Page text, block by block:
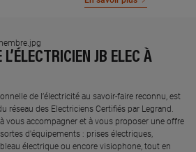
JB ELEC À
de l’électricité au savoir-faire reconnu, est
réseau des Electriciens Certifiés par Legrand.​
à vous accompagner et à vous proposer une offre
d'équipements : prises électriques,
électrique ou encore visiophone, tout en